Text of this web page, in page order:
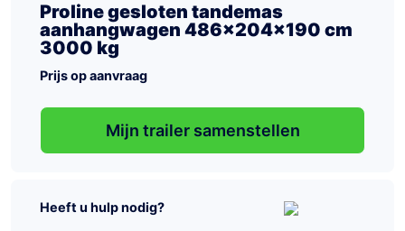
Proline gesloten tandemas
aanhangwagen 486x204x190 cm
3000 kg
Prijs op aanvraag
Mijn trailer samenstellen
Heeft u hulp nodig?